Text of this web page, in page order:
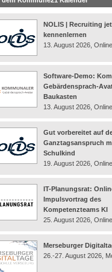
NOLIS | Recruiting
kennenlernen
13. August 2026, Online
Software-Demo:
Gebärdensprach-
Baukasten
13. August 2026, Online
Gut vorbereitet auf
Ganztagsanspruch
Schulkind
19. August 2026, Online
IT-Planungsrat:
Impulsvortrag des
Kompetenzteams KI
25. August 2026, Online
Merseburger
26.-27. August 2026,